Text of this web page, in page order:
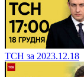
ТСН за 2023.12.18